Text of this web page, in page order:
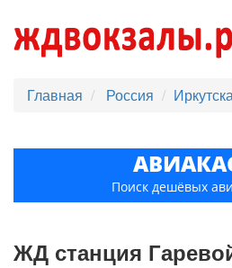
Главная Россия
Поиск дешёвых
ЖД станция